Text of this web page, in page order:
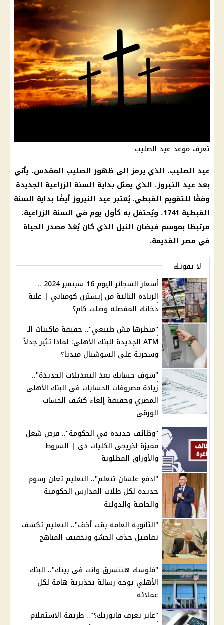
تعرف موعد عيد الصليب
عيد الصليب، الذي يرمز إلى ظهور الصليب المقدس، يأتي
بعد عيد النيروز، الذي يمثل بداية السنة الزراعية الجديدة
وفقًا للتقويم القبطي. يُعتبر عيد النيروز أيضًا بداية السنة
القبطية 1741، ويُحتفل به كأول يوم في السنة الزراعية،
مرتبطًا بموسم فيضان النيل الذي كان يُعَدّ مصدر الحياة
في مصر القديمة.
لا يفوتك
أسعار السجائر اليوم 16 سبتمبر 2024 ..
الزيادة الثالثة من إيسترن كومباني | علبة
دخانك المفضلة وصلت كام؟
"منظرها مش طبيعي".. حقيقة ماكينات الـ
ATM الجديدة للبنك الأهلي: لماذا تثير جدلاً
وسخرية على السوشيال ميديا؟
"شوف حسابك بعد التعديلات الجديدة"..
زيادة مصروفات الحسابات في البنك الأهلي
المصري وحقيقة إلغاء كشف الحساب
الورقي
"وظائف جديدة في الحكومة".. فرص شغل
مميزة لخريجي الكليات دي | الشروط
والأوراق المطلوبة
"ادفع علشان تتعلم".. التعليم تعلن رسوم
جديدة لكل طلاب المدارس الحكومية
والخاصة والدولية
"الثانوية العامة بقت أخف".. التعليم تكشف
تفاصيل حذف الحشو وتخفيف المناهج
"فلوسك هتتسرق وانت في بيتك".. البنك
الأهلي يوجه رسالة تحذيرية هامة لكل
عملائه
"عايز تعرف فاتورتك؟".. طريقة الاستعلام